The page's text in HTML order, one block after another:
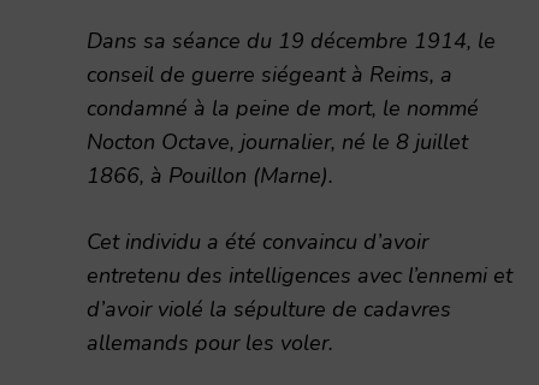
Dans sa séance du 19 décembre 1914, le
conseil de guerre siégeant à Reims, a
condamné à la peine de mort, le nommé
Nocton Octave, journalier, né le 8 juillet
1866, à Pouillon (Marne).
Cet individu a été convaincu d’avoir
entretenu des intelligences avec l’ennemi et
d’avoir violé la sépulture de cadavres
allemands pour les voler.